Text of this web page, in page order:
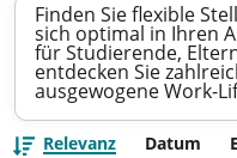
Finden Sie flexible
sich optimal in Ihren
für Studierende,
entdecken Sie
ausgewogene Work-
Relevanz Datum